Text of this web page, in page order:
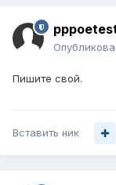
Пишите свой.
Вставить ник